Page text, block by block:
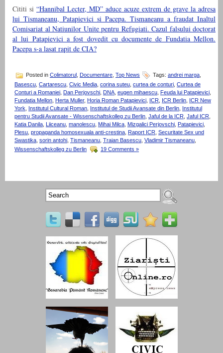
Cititi si “Hannibal Lecter, MD” aduce acuze extrem de grave la adresa
lui Tismaneanu, Patapievici si Pacepa. Tismaneanu a fraudat Inaltul
Comisariat al Natiunilor Unite pentru Refugiati. Cazul falsului doctorat
al lui Patapievici a fost dovedit cu documente de Fundatia Mellon.
Pacepa s-a lasat rapit de CIA?
Posted in Colimatorul Documentare Top News Tags: andrei marga
Basescu, Cartarescu, Civic Media, corina suteu, curtea de conturi, Curtea de
Conturi a Romaniei, Dan Perjovschi, DNA, eugen mihaescu, Feuda lui Patapievici,
Fundatia Mellon, Herta Muller, Horia Roman Patapievici, ICR, ICR Berlin, ICR New
York, Institutul Cultural Roman, Institutul de Studii Avansate din Berlin, Institutul
pentru Studii Avansate - Wissenschaftskolleg zu Berlin, Jaful de la ICR, Jaful ICR,
Katia Danila, Liiceanu, manolescu, Mihai Milca, Mizgalici Perjovschi, Patapievici,
Plesu, propaganda homosexuala anti-crestina, Raport ICR, Securitate Sex und
Swastika, sorin antohi, Tismaneanu, Traian Basescu, Vladimir Tismaneanu,
Wissenschaftskolleg zu Berlin
19 Comments »